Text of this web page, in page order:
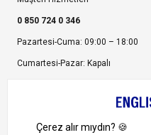
0 850 724 0 346
Pazartesi-Cuma: 09:00 – 18:00
Cumartesi-Pazar: Kapalı